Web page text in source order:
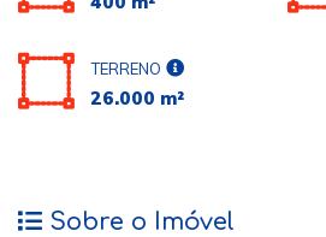
TERRENO
26.000 m²
Sobre o Imóvel